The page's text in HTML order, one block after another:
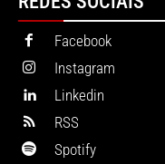
Facebook
Instagram
Linkedin
RSS
Spotify